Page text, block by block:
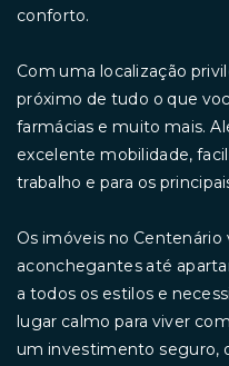
conforto.
Com uma localização
próximo de tudo o que
farmácias e muito mais.
excelente mobilidade,
trabalho e para os
Os imóveis no Centenário
aconchegantes até
a todos os estilos e
lugar calmo para viver
um investimento seguro,